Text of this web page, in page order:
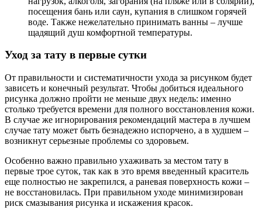
посещения бань или саун, купания в слишком горячей
воде. Также нежелательно принимать ванны – лучше
щадящий душ комфортной температуры.
Уход за тату в первые сутки
От правильности и систематичности ухода за рисунком будет
зависеть и конечный результат. Чтобы добиться идеального
рисунка должно пройти не меньше двух недель: именно
столько требуется времени для полного восстановления кожи.
В случае же игнорирования рекомендаций мастера в лучшем
случае тату может быть безнадежно испорчено, а в худшем –
возникнут серьезные проблемы со здоровьем.
Особенно важно правильно ухаживать за местом тату в
первые трое суток, так как в это время введенный краситель
еще полностью не закрепился, а раневая поверхность кожи –
не восстановилась. При правильном уходе минимизирован
риск смазывания рисунка и искажения красок.